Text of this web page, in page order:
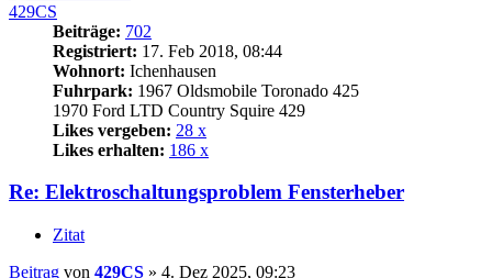
429CS
Beiträge: 702
Registriert: 17. Feb 2018, 08:44
Wohnort: Ichenhausen
Fuhrpark: 1967 Oldsmobile Toronado 425
1970 Ford LTD Country Squire 429
Likes vergeben: 28 x
Likes erhalten: 186 x
Re: Elektroschaltungsproblem Fensterheber
Zitat
Beitrag von 429CS » 4. Dez 2025, 09:23